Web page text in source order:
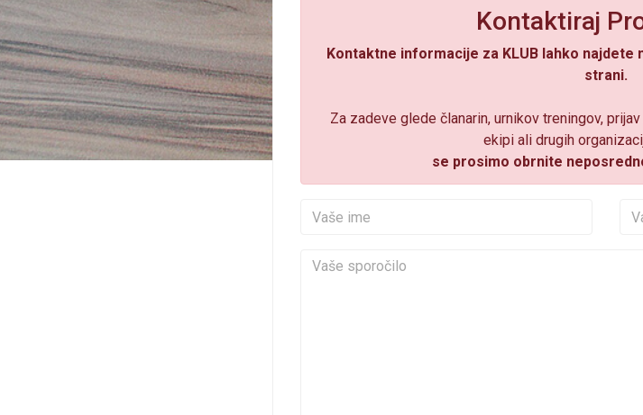
Kontaktiraj
Kontaktne informacije za KLUB lahko najdete
strani.
Za zadeve glede članarin, urnikov treningov,
ekipi ali drugih
se prosimo obrnite